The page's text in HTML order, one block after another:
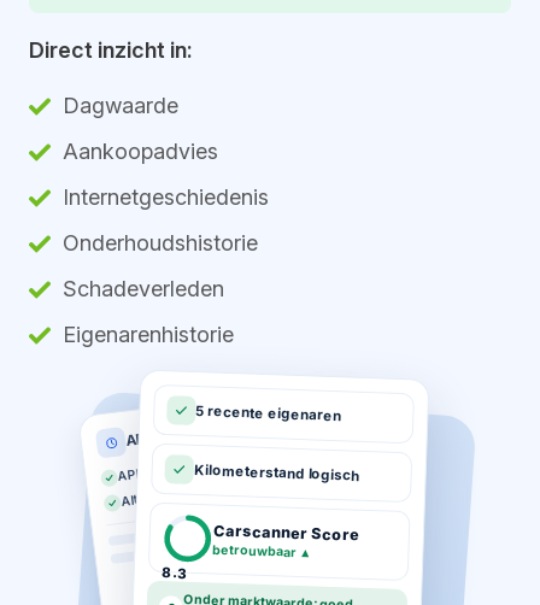
Direct inzicht in:
Dagwaarde
Aankoopadvies
Internetgeschiedenis
Onderhoudshistorie
Schadeverleden
Eigenarenhistorie
APK historie
APK geldig tot 03-2026
Altijd op tijd gekeurd
5 recente eigenaren
Kilometerstand logisch
8.3
Carscanner Score
betrouwbaar ▲